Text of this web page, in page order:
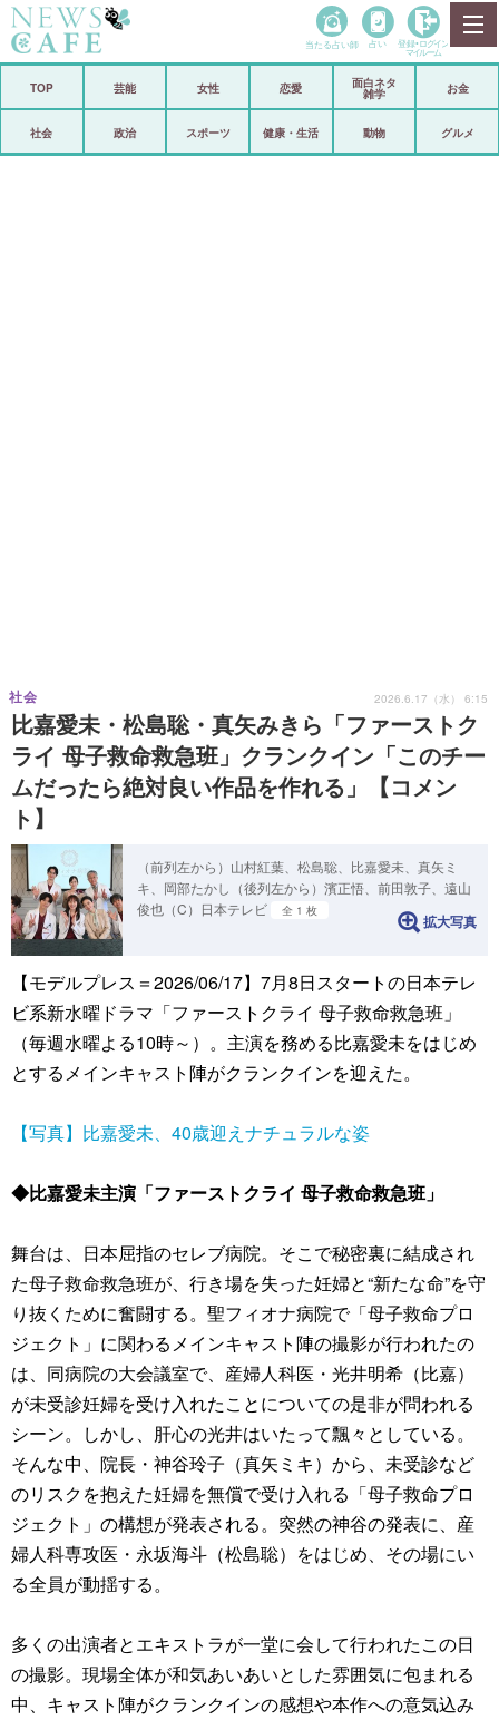
政治
当たる占い師 占い 登録• ログイン
マイルーム
TOP 芸能 女性 恋愛
面白ネタ
雑学
お金
社会 政治 スポーツ 健康・生活 動物 グルメ
比嘉愛未・松島聡・真矢みきら「ファーストク
ライ 母子救命救急班」クランクイン「このチー
ムだったら絶対良い作品を作れる」【コメン
ト】
社会 2026.6.17（水） 6:15
（前列左から）山村紅葉、松島聡、比嘉愛未、真矢ミ
キ、岡部たかし（後列左から）濱正悟、前田敦子、遠山
俊也（C）日本テレビ
全 1 枚
拡大写真
【モデルプレス＝2026/06/17】7月8日スタートの日本テレ
ビ系新水曜ドラマ「ファーストクライ 母子救命救急班」
（毎週水曜よる10時～）。主演を務める比嘉愛未をはじめ
とするメインキャスト陣がクランクインを迎えた。
【写真】比嘉愛未、40歳迎えナチュラルな姿
◆比嘉愛未主演「ファーストクライ 母子救命救急班」
舞台は、日本屈指のセレブ病院。そこで秘密裏に結成され
た母子救命救急班が、行き場を失った妊婦と“新たな命”を守
り抜くために奮闘する。聖フィオナ病院で「母子救命プロ
ジェクト」に関わるメインキャスト陣の撮影が行われたの
は、同病院の大会議室で、産婦人科医・光井明希（比嘉）
が未受診妊婦を受け入れたことについての是非が問われる
シーン。しかし、肝心の光井はいたって飄々としている。
そんな中、院長・神谷玲子（真矢ミキ）から、未受診など
のリスクを抱えた妊婦を無償で受け入れる「母子救命プロ
ジェクト」の構想が発表される。突然の神谷の発表に、産
婦人科専攻医・永坂海斗（松島聡）をはじめ、その場にい
る全員が動揺する。
多くの出演者とエキストラが一堂に会して行われたこの日
の撮影。現場全体が和気あいあいとした雰囲気に包まれる
中、キャスト陣がクランクインの感想や本作への意気込み